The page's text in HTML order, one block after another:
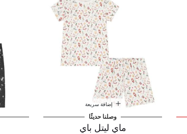
إضافة سريعة
وصلنا حديثًا
ماي ليتل باي